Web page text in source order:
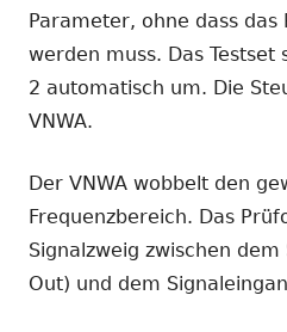
Parameter, ohne dass das
werden muss. Das Testset
2 automatisch um. Die
VNWA.
Der VNWA wobbelt den
Frequenzbereich. Das
Signalzweig zwischen dem
Out) und dem